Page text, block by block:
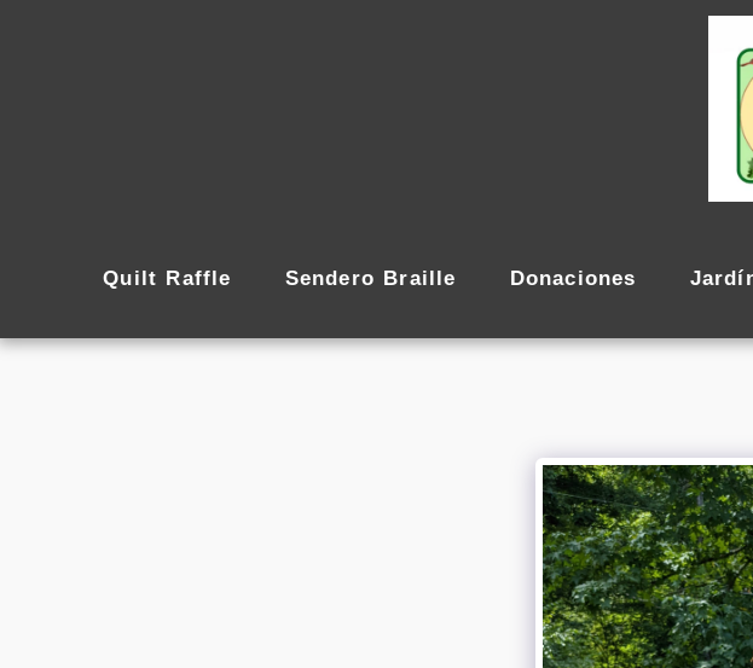
Quilt Raffle Sendero Braille Donaciones